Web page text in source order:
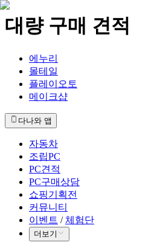
대량 구매 견적
에누리
몰테일
플레이오토
메이크샵
다나와 앱
자동차
조립PC
PC견적
PC구매상담
쇼핑기획전
커뮤니티
이벤트 / 체험단
더보기